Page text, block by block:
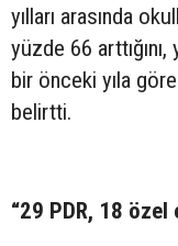
yılları arasında
yüzde 66
bir önceki yıla göre
belirtti.
“29 PDR, 18